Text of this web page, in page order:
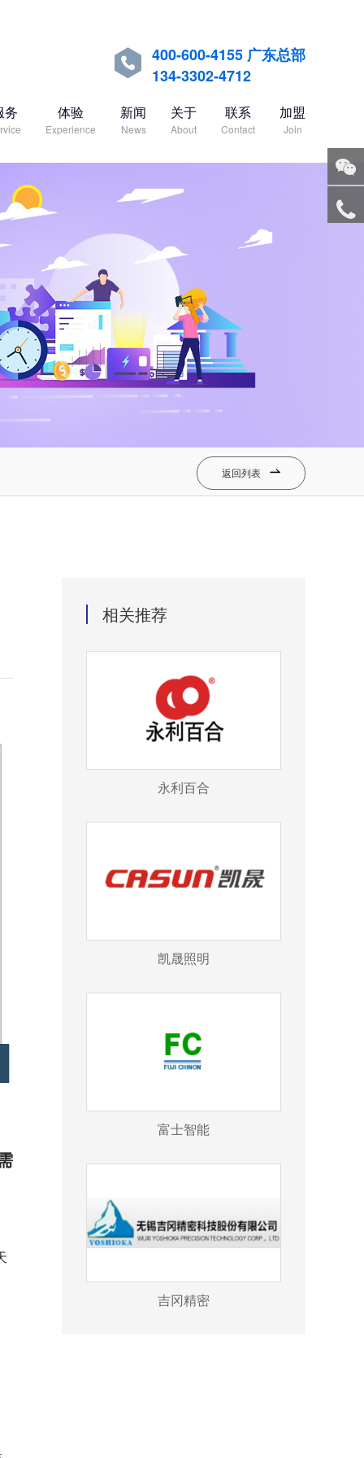

400-600-4155 广东总部
134-3302-4712
务 体验
Experience
新闻
News
关于
About
联系
Contact
加盟
Join
返回列表 
相关推荐
永利百合
凯晟照明
富士智能
吉冈精密
微信